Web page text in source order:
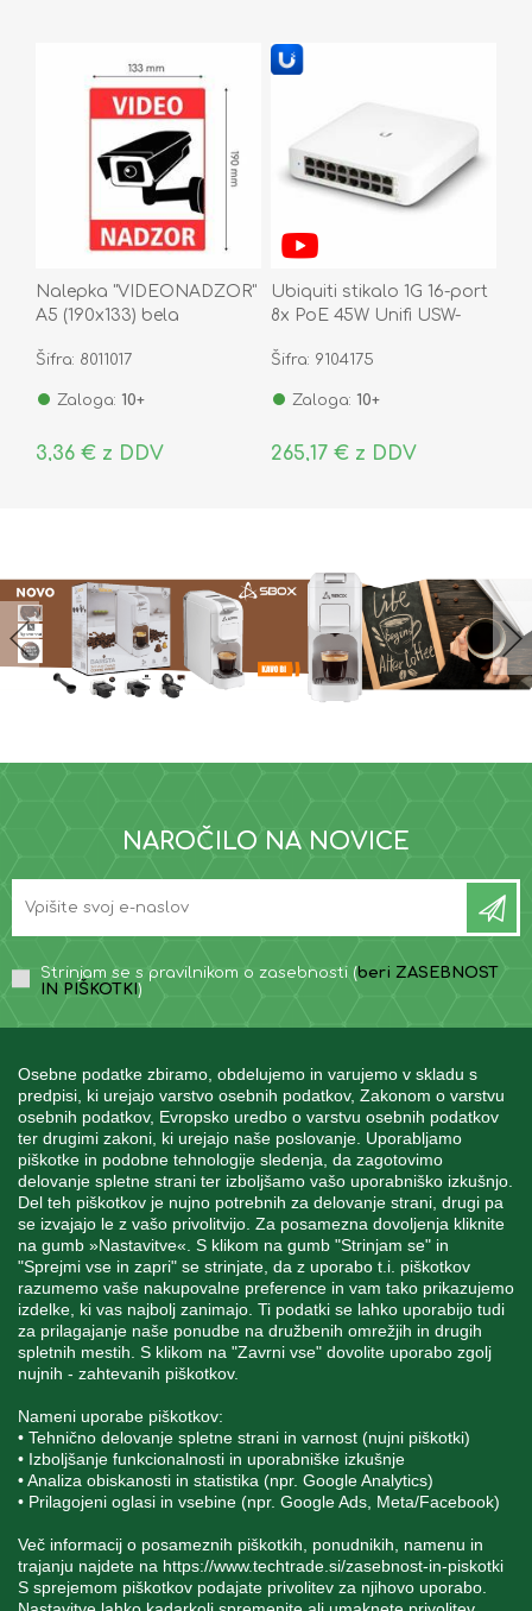
Osebne podatke zbiramo, obdelujemo in varujemo v skladu s
predpisi, ki urejajo varstvo osebnih podatkov, Zakonom o varstvu
osebnih podatkov, Evropsko uredbo o varstvu osebnih podatkov
ter drugimi zakoni, ki urejajo naše poslovanje. Uporabljamo
piškotke in podobne tehnologije sledenja, da zagotovimo
delovanje spletne strani ter izboljšamo vašo uporabniško izkušnjo.
Del teh piškotkov je nujno potrebnih za delovanje strani, drugi pa
se izvajajo le z vašo privolitvijo. Za posamezna dovoljenja kliknite
na gumb »Nastavitve«. S klikom na gumb "Strinjam se" in
"Sprejmi vse in zapri" se strinjate, da z uporabo t.i. piškotkov
razumemo vaše nakupovalne preference in vam tako prikazujemo
izdelke, ki vas najbolj zanimajo. Ti podatki se lahko uporabijo tudi
za prilagajanje naše ponudbe na družbenih omrežjih in drugih
spletnih mestih. S klikom na "Zavrni vse" dovolite uporabo zgolj
nujnih - zahtevanih piškotkov.
Nameni uporabe piškotkov:
• Tehnično delovanje spletne strani in varnost (nujni piškotki)
• Izboljšanje funkcionalnosti in uporabniške izkušnje
• Analiza obiskanosti in statistika (npr. Google Analytics)
• Prilagojeni oglasi in vsebine (npr. Google Ads, Meta/Facebook)
Več informacij o posameznih piškotkih, ponudnikih, namenu in
trajanju najdete na https://www.techtrade.si/zasebnost-in-piskotki
S sprejemom piškotkov podajate privolitev za njihovo uporabo.
Nalepka "VIDEONADZOR"
A5 (190x133) bela
Šifra: 8011017
Zaloga: 10+
3,36 € z DDV
Ubiquiti stikalo 1G 16-port
8x PoE 45W Unifi USW-
Šifra: 9104175
Zaloga: 10+
265,17 € z DDV
NAROČILO NA NOVICE
Strinjam se s pravilnikom o zasebnosti (beri ZASEBNOST
IN PIŠKOTKI )
INFORMACIJE
MOJ RAČUN
STORITEV ZA STRANKE
SPREMLJAJTE NAS
Blatnica 8, 1236 Trzin